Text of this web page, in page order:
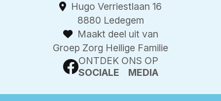
Hugo Verriestlaan 16
8880 Ledegem
Maakt deel uit van
Groep Zorg Heilige Familie
ONTDEK ONS OP
SOCIALE MEDIA